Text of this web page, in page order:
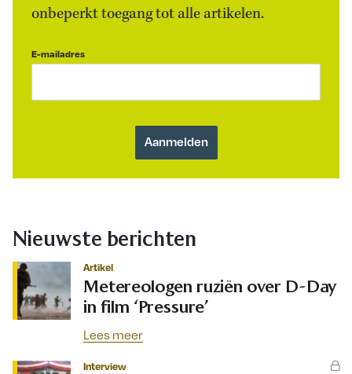
onbeperkt toegang tot alle artikelen.
E-mailadres
Nieuwste berichten
Artikel
Metereologen ruziën over D-Day
in film ‘Pressure’
Lees meer
Interview